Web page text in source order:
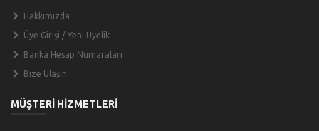
Hakkımızda
Üye Girişi / Yeni Üyelik
Banka Hesap Numaraları
Bize Ulaşın
MÜŞTERİ HİZMETLERİ